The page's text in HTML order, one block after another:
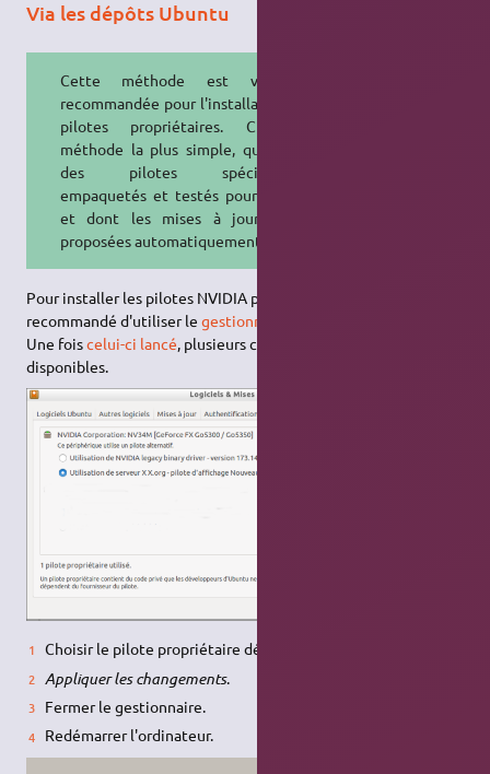
Via les dépôts Ubuntu
Cette méthode est vivement
recommandée pour l'installation des
pilotes propriétaires. C'est la
méthode la plus simple, qui utilise
des pilotes spécialement
empaquetés et testés pour Ubuntu
et dont les mises à jour seront
proposées automatiquement.
Pour installer les pilotes NVIDIA propriétaires, il est vivement
recommandé d'utiliser legestionnaire de pilotes propriétaires
Une foiscelui-ci lancé , plusieurs choix peuvent être
disponibles.
Choisir le pilote propriétaire désiré.
Appliquer les changements.
Fermer le gestionnaire.
Redémarrer l'ordinateur.